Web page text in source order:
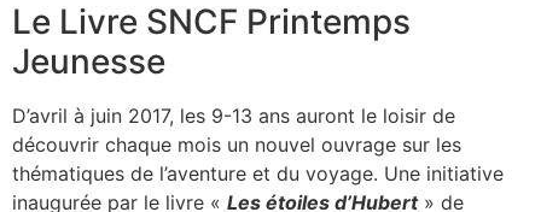
Le Livre SNCF Printemps
Jeunesse
D’avril à juin 2017, les 9-13 ans auront le loisir de
découvrir chaque mois un nouvel ouvrage sur les
thématiques de l’aventure et du voyage. Une initiative
inaugurée par le livre « Les étoiles d’Hubert» de